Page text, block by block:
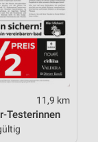
11,9 km
Testerinnen